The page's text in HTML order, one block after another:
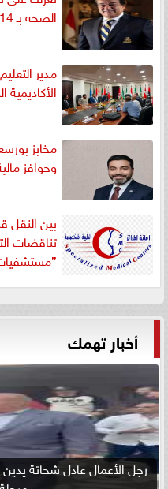
الصحه بـ 14 محافظه
مدير
الأكاديمية
مخابز
وحوافز
بين النقل
تناقضات
أخبار تهمك
رجل الأعمال عادل شحاتة